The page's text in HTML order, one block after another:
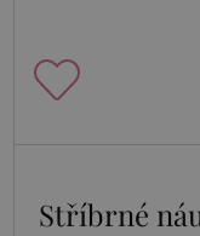
Stříbrné